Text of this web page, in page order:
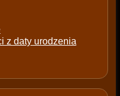
z daty urodzenia